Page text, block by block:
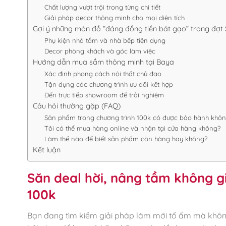
Chất lượng vượt trội trong từng chi tiết
Giải pháp decor thông minh cho mọi diện tích
Gợi ý những món đồ “đáng đồng tiền bát gạo” trong đợt
Phụ kiện nhà tắm và nhà bếp tiện dụng
Decor phòng khách và góc làm việc
Hướng dẫn mua sắm thông minh tại Baya
Xác định phong cách nội thất chủ đạo
Tận dụng các chương trình ưu đãi kết hợp
Đến trực tiếp showroom để trải nghiệm
Câu hỏi thường gặp (FAQ)
Sản phẩm trong chương trình 100k có được bảo hành
Tôi có thể mua hàng online và nhận tại cửa hàng không?
Làm thế nào để biết sản phẩm còn hàng hay không?
Kết luận
Săn deal hời, nâng tầm không
100k
Bạn đang tìm kiếm giải pháp làm mới tổ ấm mà